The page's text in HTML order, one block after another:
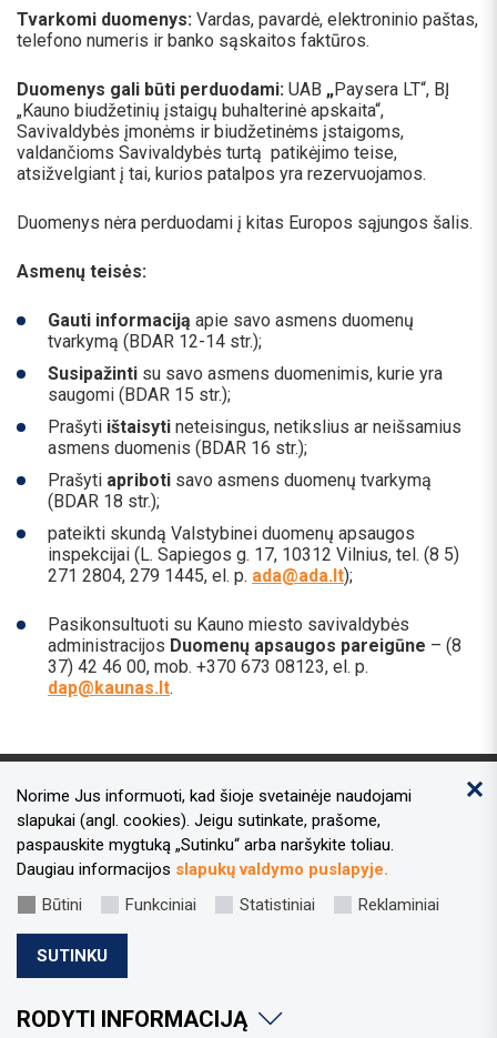
Tvarkomi duomenys: Vardas, pavardė, elektroninio paštas,
telefono numeris ir banko sąskaitos faktūros.
Duomenys gali būti perduodami: UAB „Paysera LT“, BĮ
„Kauno biudžetinių įstaigų buhalterinė apskaita“,
Savivaldybės įmonėms ir biudžetinėms įstaigoms,
valdančioms Savivaldybės turtą patikėjimo teise,
atsižvelgiant į tai, kurios patalpos yra rezervuojamos.
Duomenys nėra perduodami į kitas Europos sąjungos šalis.
Asmenų teisės:
Gauti informaciją apie savo asmens duomenų
tvarkymą (BDAR 12-14 str.);
Susipažinti su savo asmens duomenimis, kurie yra
saugomi (BDAR 15 str.);
Prašyti ištaisyti neteisingus, netikslius ar neišsamius
asmens duomenis (BDAR 16 str.);
Prašyti apriboti savo asmens duomenų tvarkymą
(BDAR 18 str.);
pateikti skundą Valstybinei duomenų apsaugos
inspekcijai (L. Sapiegos g. 17, 10312 Vilnius, tel. (8 5)
271 2804, 279 1445, el. p. ada@ada.lt);
Pasikonsultuoti su Kauno miesto savivaldybės
administracijos Duomenų apsaugos pareigūne – (8
37) 42 46 00, mob. +370 673 08123, el. p.
dap@kaunas.lt.
Kontaktai
Adresas:Laisvės al. 96, Kaunas 44251
Tel.nr.:+370 37 73 34 49
El.paštas: sportas@kaunas.lt
Norime Jus informuoti, kad šioje svetainėje naudojami
slapukai (angl. cookies). Jeigu sutinkate, prašome,
paspauskite mygtuką „Sutinku“ arba naršykite toliau.
Daugiau informacijos slapukų valdymo puslapyje.
Būtini
Funkciniai Statistiniai Reklaminiai
SUTINKU
RODYTI INFORMACIJĄ